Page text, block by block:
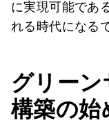
に実現可能であ
れる時代になる
グリー
構築の始